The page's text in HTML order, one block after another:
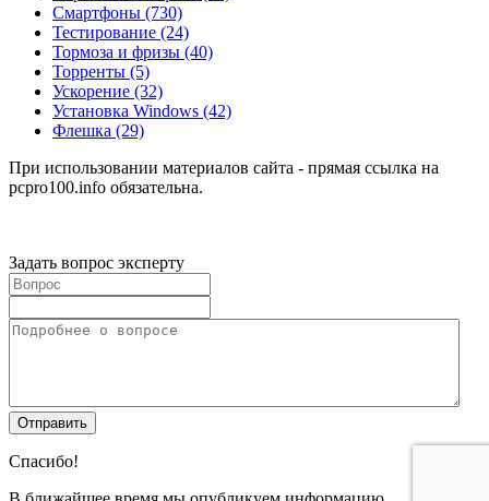
Смартфоны (730)
Тестирование (24)
Тормоза и фризы (40)
Торренты (5)
Ускорение (32)
Установка Windows (42)
Флешка (29)
При использовании материалов сайта - прямая ссылка на
pcpro100.info обязательна.
Задать вопрос эксперту
Спасибо!